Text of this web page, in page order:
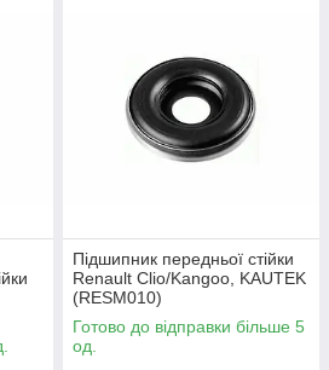
Підшипник передньої стійки
Renault Clio/Kangoo, KAUTEK
(RESM010)
Готово до відправки більше 5
од.